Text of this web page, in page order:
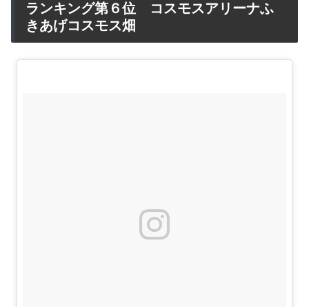
ランキング第６位 コスモスアリーナふ
きあげコスモス畑